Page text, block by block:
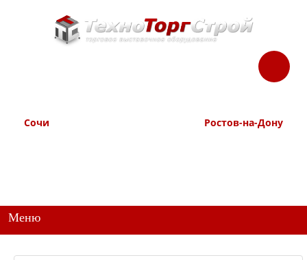
Сочи
ЗАКАЗАТЬ
ЗВОНОК
Ростов-на-Дону
Меню